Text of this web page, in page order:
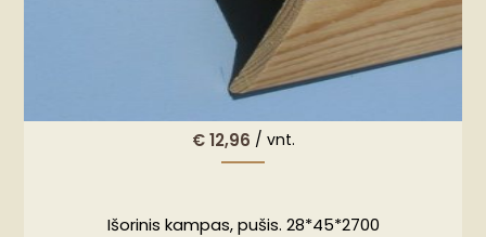
€12,96 / vnt.
Išorinis kampas, pušis. 28*45*2700